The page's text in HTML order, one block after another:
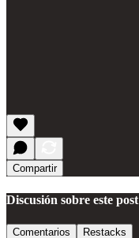
Compartir
Discusión sobre este post
Comentarios Restacks